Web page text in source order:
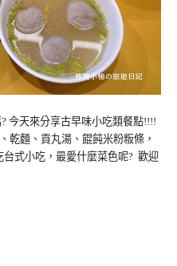
今天來分享古早味小吃類餐點!!!!
乾麵、貢丸湯、餛飩米粉粄條，
式小吃，最愛什麼菜色呢? 歡迎